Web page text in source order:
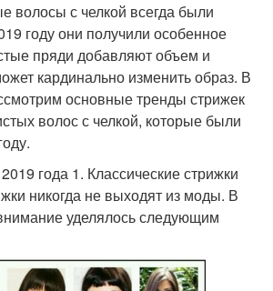
Кудрявый андеркат
Кудрявое каре
волосы с челкой всегда были
году они получили особенное
пряди добавляют объем и
кардинально изменить образ. В
основные тренды стрижек
волос с челкой, которые были
года 1. Классические стрижки
никогда не выходят из моды. В
уделялось следующим